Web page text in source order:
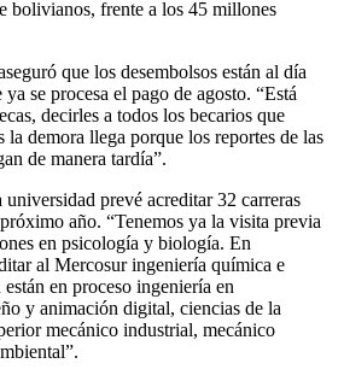
bolivianos, frente a los 45 millones
que los desembolsos están al día
se procesa el pago de agosto. “Está
decirles a todos los becarios que
la demora llega porque los reportes de las
de manera tardía”.
prevé acreditar 32 carreras
año. “Tenemos ya la visita previa
en psicología y biología. En
al Mercosur ingeniería química e
en proceso ingeniería en
y animación digital, ciencias de la
mecánico industrial, mecánico